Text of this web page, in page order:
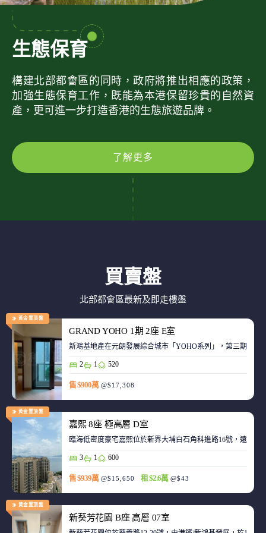
生態保育
構建北部都會區的同時，政府將推出相應的政策，
加強生態保育工作，既能為本港保留珍貴的自然資
產，更可進一步打造香港的生態旅遊品牌。
了解更多
買賣盤
北部都會區最新及即走樓盤
黃金置頂盤
GRAND YOHO 1期 2座 E室
2 1 520
售 $900萬 @$17,308
黃金置頂盤
嘉熙 8座 極高層 D室
臨海低密度豪宅嘉熙位於新界大埔白石角科進路16號，遠離
3 1 600
售 $939萬 @$15,650 租 $2.6萬 @$43
黃金置頂盤
新葵芳花園 B座 高層 07室